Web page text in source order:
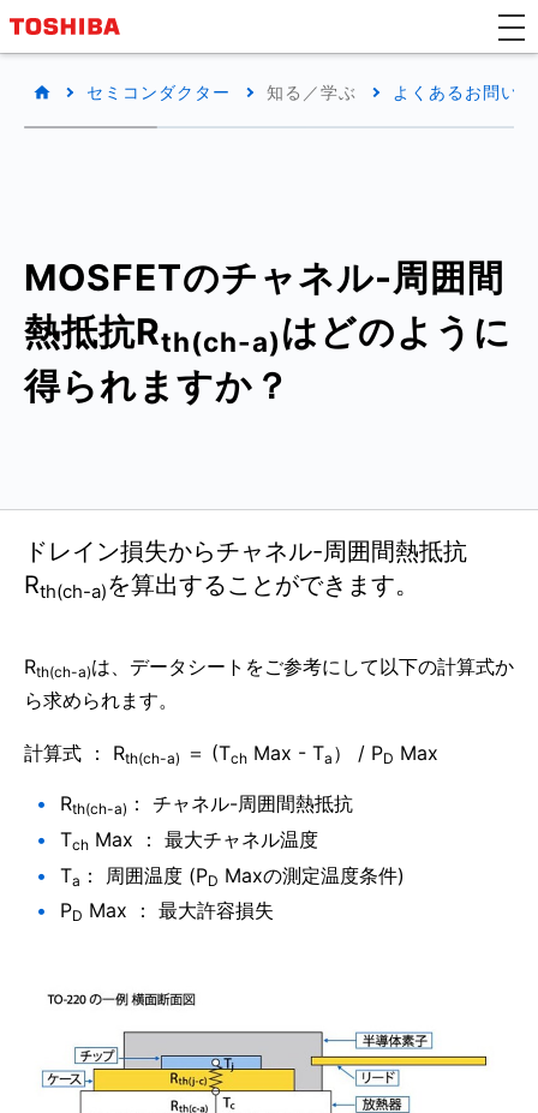
セミコンダクター 知る／学ぶ よくあるお問い
MOSFETのチャネル-周囲間
熱抵抗Rth(ch-a)はどのように
得られますか？
ドレイン損失からチャネル-周囲間熱抵抗
Rth(ch-a)を算出することができます。
Rth(ch-a)は、データシートをご参考にして以下の計算式か
ら求められます。
計算式 ： Rth(ch-a) ＝ (Tch Max - Ta ） / PD Max
Rth(ch-a) ： チャネル-周囲間熱抵抗
Tch Max ： 最大チャネル温度
Ta ： 周囲温度 (PD Maxの測定温度条件)
PD Max ： 最大許容損失